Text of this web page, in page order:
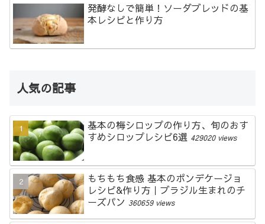
発酵なしで簡単！ソーダブレッドの基
本レシピと作り方
人気の記事
基本の梅シロップの作り方、旬のおす
すめシロップレシピ6選 429020 views
もちもち食感 基本のポンデケージョ
レシピ&作り方｜ブラジル生まれのチ
ーズパン 360659 views